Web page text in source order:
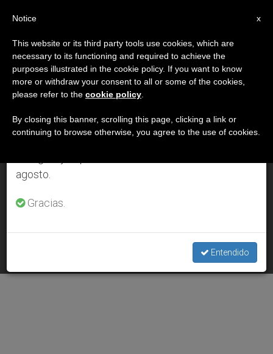
DÍA
Septiembre 4th, 2003
ÚLTIMAS NOTICIAS
«Maratón de los Pueblos» en honor de la Madre Teresa en
SEP 04, 2003 00:00
×
Aviso importante
Del 27 de julio al 7 de agosto haremos la pausa
anual, aprovechando que en el periodo de verano
se generan menos informaciones y también el
agosto.
Gracias.
Entendido
x
Notice
This website or its third party tools use cookies, which are
necessary to its functioning and required to achieve the
purposes illustrated in the cookie policy. If you want to know
more or withdraw your consent to all or some of the cookies,
please refer to the cookie policy
By closing this banner, scrolling this page, clicking a link or
continuing to browse otherwise, you agree to the use of cookies.